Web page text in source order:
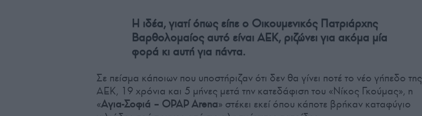
Η ιδέα, γιατί όπως είπε ο Οικουμενικός Πατριάρχης
Βαρθολομαίος αυτό είναι ΑΕΚ, ριζώνει για ακόμα μία
φορά κι αυτή για πάντα.
Σε πείσμα κάποιων που υποστήριζαν ότι δεν θα γίνει ποτέ το νέο γήπεδο της
ΑΕΚ, 19 χρόνια και 5 μήνες μετά την κατεδάφιση του «Νίκος Γκούμας», η
«Αγια-Σοφιά – OPAP Arena» στέκει εκεί όπου κάποτε βρήκαν καταφύγιο